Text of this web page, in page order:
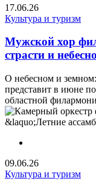
17.06.26
Культура и туризм
Мужской хор
страсти и
О небесном и
представит в июне
областной
09.06.26
Культура и туризм